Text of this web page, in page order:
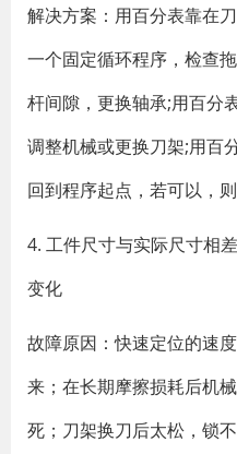
解决方案：用百分表靠在
一个固定循环程序，检查
杆间隙，更换轴承;用百分
调整机械或更换刀架;用百
回到程序起点，若可以，
4. 工件尺寸与实际尺寸相
变化
故障原因：快速定位的速
来；在长期摩擦损耗后机
死；刀架换刀后太松，锁